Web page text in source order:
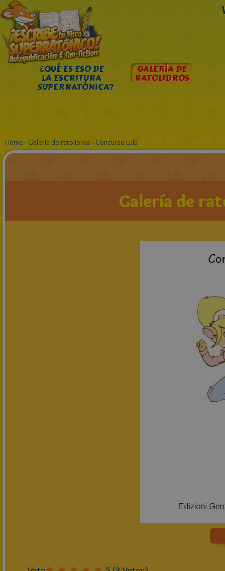
¿QUÉ ES ESO DE
LA ESCRITURA
SUPERRATÓNICA?
GALERÍA DE
RATOLIBROS
Home › Galería de ratolibros › Concurso Lulú
Galería de